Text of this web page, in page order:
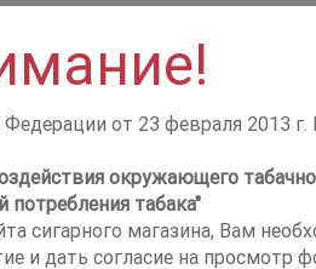
от 23 февраля 2013
окружающего
потребления табака"
сигарного магазина, Вам
и дать согласие на просмотр